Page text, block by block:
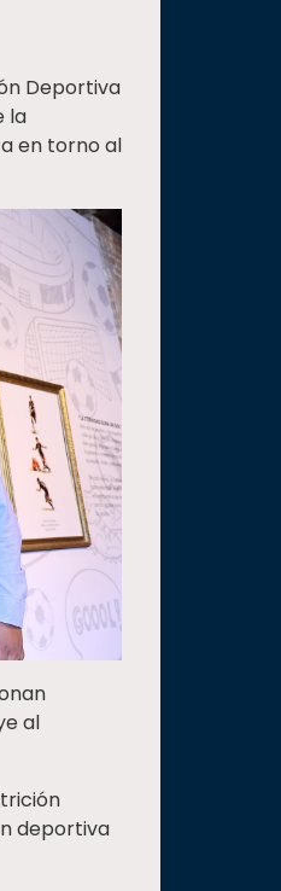
Deportiva
la
en torno al
al
deportiva